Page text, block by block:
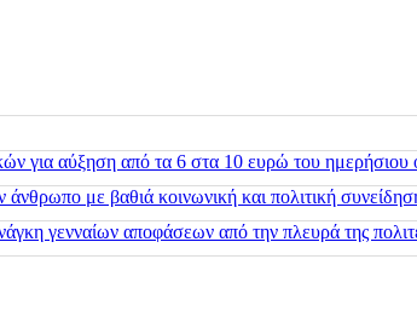
για αύξηση από τα 6 στα 10 ευρώ του ημερήσιου
με βαθιά κοινωνική και πολιτική
γενναίων αποφάσεων από την πλευρά της